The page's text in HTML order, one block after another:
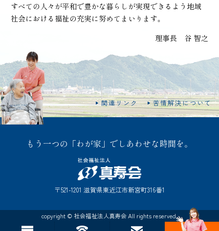
すべての人々が平和で豊かな暮らしが実現できるよう地域
社会における福祉の充実に努めてまいります。
理事長 谷 智之
関連リンク 苦情解決について
もう一つの「わが家」でしあわせな時間を。
〒521-1201 滋賀県東近江市新宮町316番1
copyright © 社会福祉法人真寿会 All rights reserved.